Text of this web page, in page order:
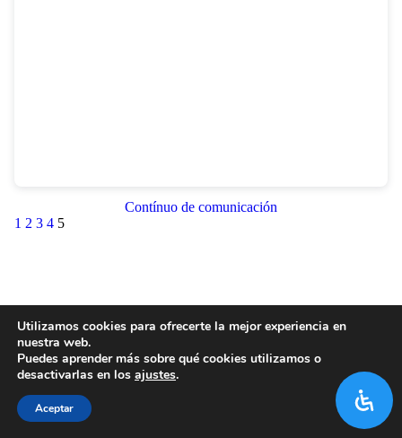
Contínuo de comunicación
1 2 3 4 5
Utilizamos cookies para ofrecerte la mejor experiencia en
nuestra web.
Puedes aprender más sobre qué cookies utilizamos o
desactivarlas en los ajustes.
Aceptar